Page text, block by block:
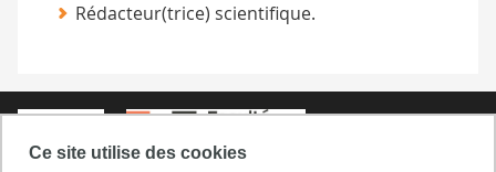
Ce site utilise des cookies
Rédacteur(trice) scientifique.